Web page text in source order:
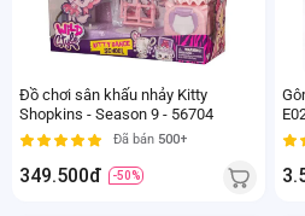
Đồ chơi sân khấu nhảy Kitty
Shopkins - Season 9 - 56704
Đã bán 500+
349.500đ -50%